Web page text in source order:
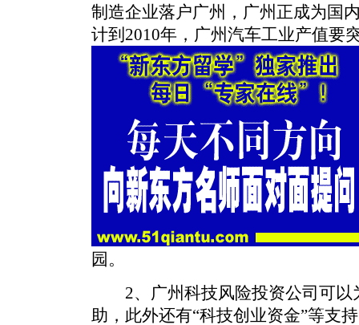
制造企业落户广州，广州正成为国
计到2010年，广州汽车工业产值要
园。
2、广州科技风险投资公司可以
助，此外还有“科技创业资金”等支